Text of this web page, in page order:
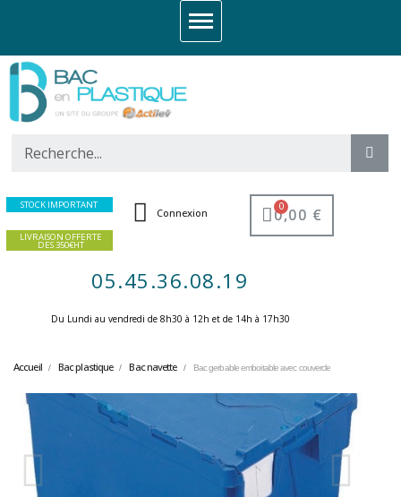
STOCK IMPORTANT
LIVRAISON OFFERTE
DES 350€HT
Connexion 0,00 €
05.45.36.08.19
Du Lundi au vendredi de 8h30 à 12h et de 14h à 17h30 ​
Accueil Bac plastique Bac navette Bac gerbable emboitable avec couvercle